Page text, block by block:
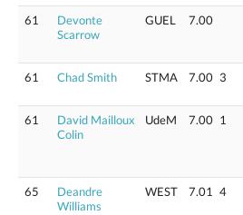
61
Devonte
Scarrow
GUEL 7.00
61 Chad Smith STMA 7.00 3
61
David Mailloux
Colin
UdeM 7.00 1
65
Deandre
Williams
WEST 7.01 4